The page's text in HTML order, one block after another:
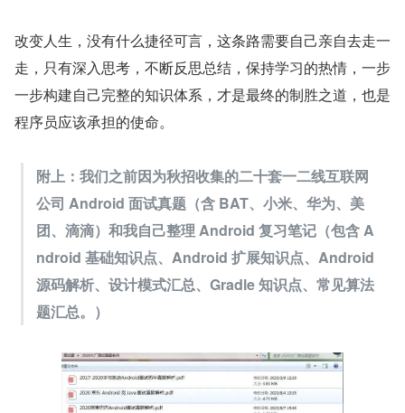
改变人生，没有什么捷径可言，这条路需要自己亲自去走一
走，只有深入思考，不断反思总结，保持学习的热情，一步
一步构建自己完整的知识体系，才是最终的制胜之道，也是
程序员应该承担的使命。
附上：我们之前因为秋招收集的二十套一二线互联网
公司 Android 面试真题（含 BAT、小米、华为、美
团、滴滴）和我自己整理 Android 复习笔记（包含 A
ndroid 基础知识点、Android 扩展知识点、Android
源码解析、设计模式汇总、Gradle 知识点、常见算法
题汇总。）